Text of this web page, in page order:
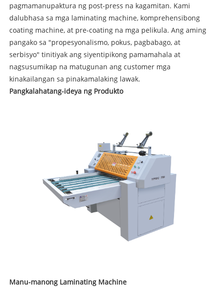
pagmamanupaktura ng post-press na kagamitan. Kami
dalubhasa sa mga laminating machine, komprehensibong
coating machine, at pre-coating na mga pelikula. Ang aming
pangako sa "propesyonalismo, pokus, pagbabago, at
serbisyo" tinitiyak ang siyentipikong pamamahala at
nagsusumikap na matugunan ang customer mga
kinakailangan sa pinakamalaking lawak.
Pangkalahatang-ideya ng Produkto
Manu-manong Laminating Machine